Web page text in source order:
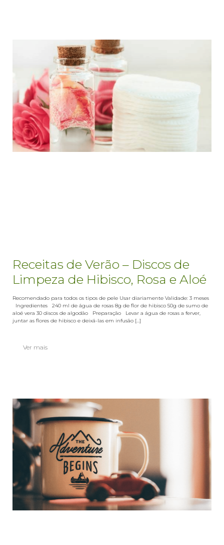
Receitas de Verão – Discos de
Limpeza de Hibisco, Rosa e Aloé
Recomendado para todos os tipos de pele Usar diariamente Validade: 3 meses
Ingredientes 240 ml de água de rosas 8g de flor de hibisco 50g de sumo de
aloé vera 30 discos de algodão Preparação Levar a água de rosas a ferver,
juntar as flores de hibisco e deixá-las em infusão [...]
Ver mais